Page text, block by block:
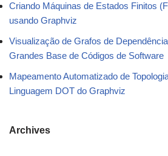
Criando Máquinas de Estados Finitos
usando Graphviz
Visualização de Grafos de
Grandes Base de Códigos de Software
Mapeamento Automatizado de
Linguagem DOT do Graphviz
Archives